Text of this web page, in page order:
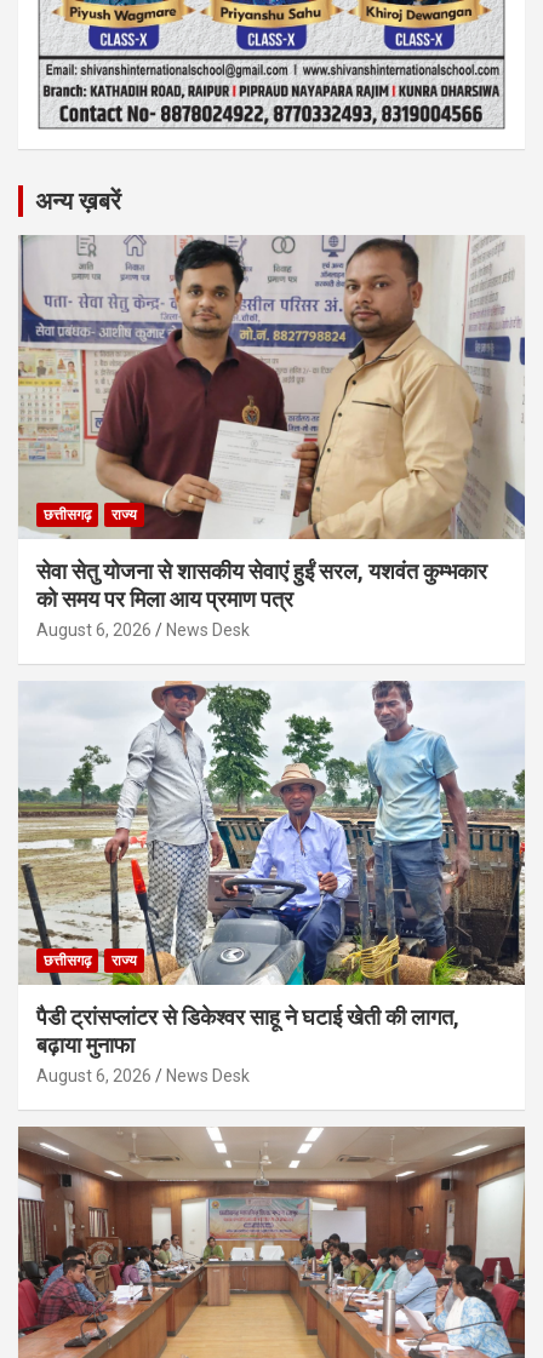
अन्य ख़बरें
छत्तीसगढ़ राज्य
सेवा सेतु योजना से शासकीय सेवाएं हुईं सरल, यशवंत कुम्भकार
को समय पर मिला आय प्रमाण पत्र
August 6, 2026 News Desk
छत्तीसगढ़ राज्य
पैडी ट्रांसप्लांटर से डिकेश्वर साहू ने घटाई खेती की लागत,
बढ़ाया मुनाफा
August 6, 2026 News Desk